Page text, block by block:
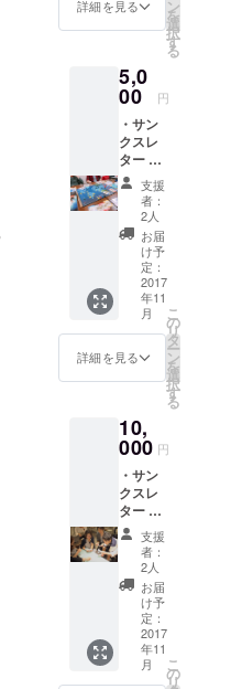
の効果
説明つ
win win
ウィン
ナー
参加券
詳細を見る ン
を
選
択
す
る
5,0
00 円
・サン
クスレ
ター ・
ボード
ゲーム
会開催
報告書
・おす
すめ
ボード
ゲーム
解説書
（ゲー
ム実施
の効果
説明つ
win win
ウィン
ナー
参加券
・イラ
スト
レー
ター本
田季紗
Lineプ
フィー
ル用 ご
本人イ
ラスト
支援
者：
2人
お届
け予
定：
2017
年11
月
詳細を見る
こ
の
リ
タ
ー
ン
を
選
択
す
る
10,
000 円
・サン
クスレ
ター ・
ボード
ゲーム
会開催
報告書
・おす
すめ
ボード
ゲーム
解説書
支援
者：
2人
お届
け予
定：
2017
年11
月
こ
の
リ